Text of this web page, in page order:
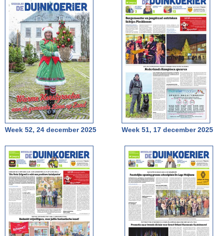
Week 52, 24 december 2025 Week 51, 17 december 2025